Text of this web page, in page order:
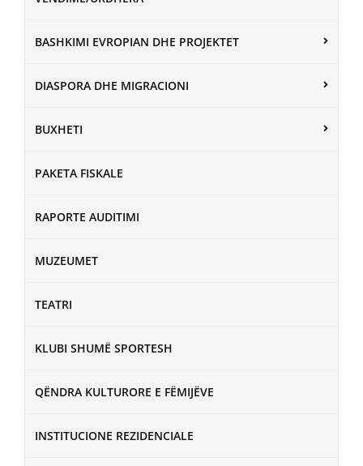
BASHKIMI EVROPIAN DHE PROJEKTET
DIASPORA DHE MIGRACIONI
BUXHETI
PAKETA FISKALE
RAPORTE AUDITIMI
MUZEUMET
TEATRI
KLUBI SHUMË SPORTESH
QËNDRA KULTURORE E FËMIJËVE
INSTITUCIONE REZIDENCIALE